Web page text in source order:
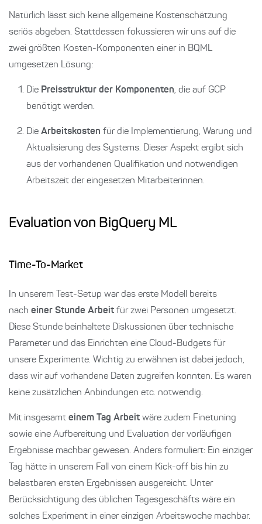
Natürlich lässt sich keine allgemeine Kostenschätzung
seriös abgeben. Stattdessen fokussieren wir uns auf die
zwei größten Kosten-Komponenten einer in BQML
umgesetzen Lösung:
Die Preisstruktur der Komponenten, die auf GCP
benötigt werden.
Die Arbeitskosten für die Implementierung, Warung und
Aktualisierung des Systems. Dieser Aspekt ergibt sich
aus der vorhandenen Qualifikation und notwendigen
Arbeitszeit der eingesetzen Mitarbeiterinnen.
Evaluation von BigQuery ML
Time-To-Market
In unserem Test-Setup war das erste Modell bereits
nach einer Stunde Arbeit für zwei Personen umgesetzt.
Diese Stunde beinhaltete Diskussionen über technische
Parameter und das Einrichten eine Cloud-Budgets für
unsere Experimente. Wichtig zu erwähnen ist dabei jedoch,
dass wir auf vorhandene Daten zugreifen konnten. Es waren
keine zusätzlichen Anbindungen etc. notwendig.
Mit insgesamt einem Tag Arbeit wäre zudem Finetuning
sowie eine Aufbereitung und Evaluation der vorläufigen
Ergebnisse machbar gewesen. Anders formuliert: Ein einziger
Tag hätte in unserem Fall von einem Kick-off bis hin zu
belastbaren ersten Ergebnissen ausgereicht. Unter
Berücksichtigung des üblichen Tagesgeschäfts wäre ein
solches Experiment in einer einzigen Arbeitswoche machbar.